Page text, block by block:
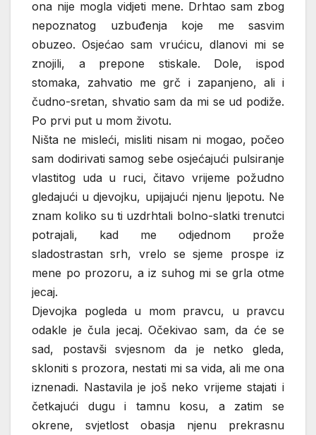
ona nije mogla vidjeti mene. Drhtao sam zbog
nepoznatog uzbuđenja koje me sasvim
obuzeo. Osjećao sam vrućicu, dlanovi mi se
znojili, a prepone stiskale. Dole, ispod
stomaka, zahvatio me grč i zapanjeno, ali i
čudno-sretan, shvatio sam da mi se ud podiže.
Po prvi put u mom životu.
Ništa ne misleći, misliti nisam ni mogao, počeo
sam dodirivati samog sebe osjećajući pulsiranje
vlastitog uda u ruci, čitavo vrijeme požudno
gledajući u djevojku, upijajući njenu ljepotu. Ne
znam koliko su ti uzdrhtali bolno-slatki trenutci
potrajali, kad me odjednom prože
sladostrastan srh, vrelo se sjeme prospe iz
mene po prozoru, a iz suhog mi se grla otme
jecaj.
Djevojka pogleda u mom pravcu, u pravcu
odakle je čula jecaj. Očekivao sam, da će se
sad, postavši svjesnom da je netko gleda,
skloniti s prozora, nestati mi sa vida, ali me ona
iznenadi. Nastavila je još neko vrijeme stajati i
četkajući dugu i tamnu kosu, a zatim se
okrene, svjetlost obasja njenu prekrasnu